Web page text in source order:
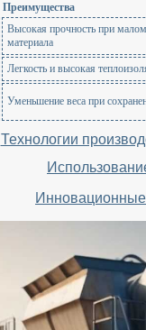
Преимущества
Высокая прочность при
материала
Легкость и высокая
Уменьшение веса при
Технологии
Инновационные